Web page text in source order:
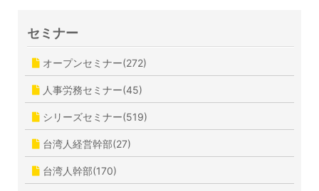
セミナー
オープンセミナー(272)
人事労務セミナー(45)
シリーズセミナー(519)
台湾人経営幹部(27)
台湾人幹部(170)